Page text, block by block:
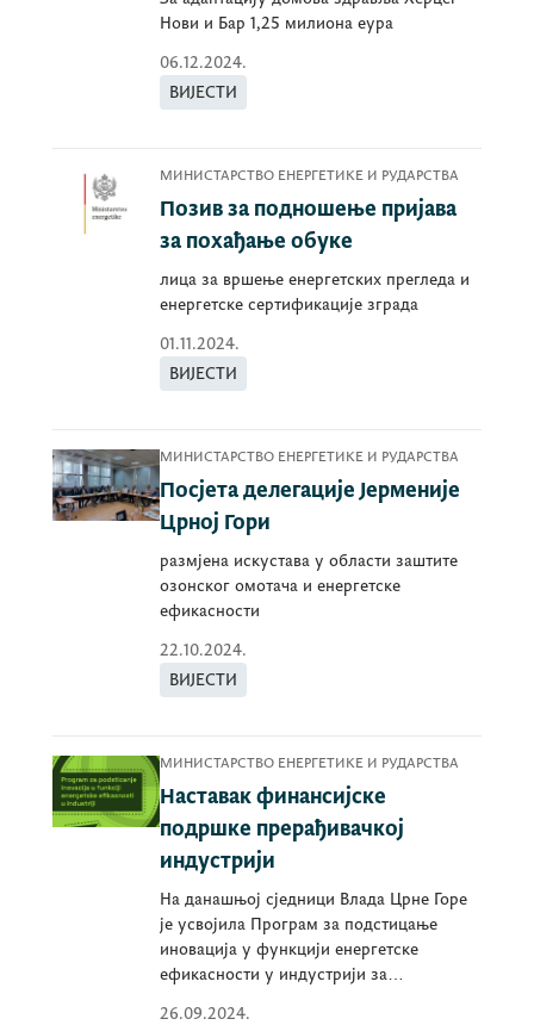
Нови и Бар 1,25 милиона еура
06.12.2024.
ВИЈЕСТИ
МИНИСТАРСТВО ЕНЕРГЕТИКЕ И РУДАРСТВА
Позив за подношење пријава
за похађање обуке
лица за вршење енергетских прегледа и
енергетске сертификације зграда
01.11.2024.
ВИЈЕСТИ
МИНИСТАРСТВО ЕНЕРГЕТИКЕ И РУДАРСТВА
Посјета делегације Јерменије
Црној Гори
размјена искустава у области заштите
озонског омотача и енергетске
ефикасности
22.10.2024.
ВИЈЕСТИ
МИНИСТАРСТВО ЕНЕРГЕТИКЕ И РУДАРСТВА
Наставак финансијске
подршке прерађивачкој
индустрији
На данашњој сједници Влада Црне Горе
је усвојила Програм за подстицање
иновација у функцији енергетске
ефикасности у индустрији за
26.09.2024.